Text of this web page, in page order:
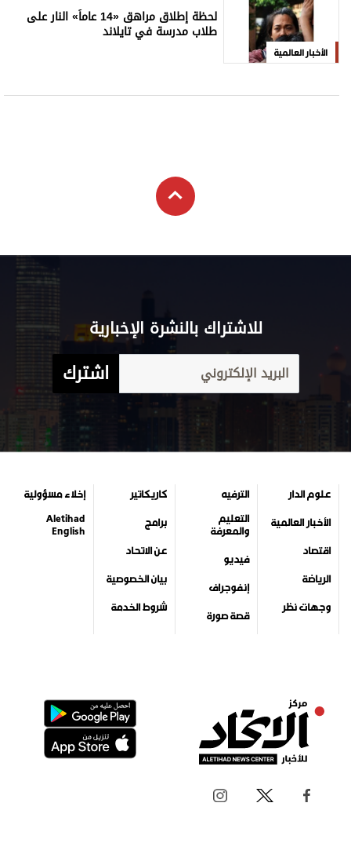
الأخبار العالمية
لحظة إطلاق مراهق «14 عاماً» النار على
طلاب مدرسة في تايلاند
للاشتراك بالنشرة الإخبارية
اشترك
علوم الدار
الأخبار العالمية
اقتصاد
الرياضة
وجهات نظر
الترفيه
التعليم
والمعرفة
فيديو
إنفوجراف
قصة صورة
كاريكاتير
برامج
عن الاتحاد
بيان الخصوصية
شروط الخدمة
إخلاء مسؤولية
Aletihad
English